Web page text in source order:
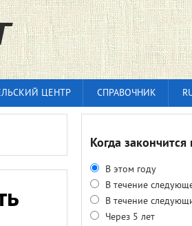
ЦЕНТР СПРАВОЧНИК
Когда закончится
В этом году
В течение
В течение
Через 5 лет